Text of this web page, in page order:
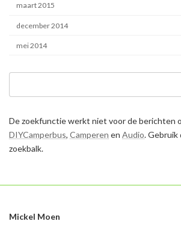
maart 2015
december 2014
mei 2014
Zoeken
De zoekfunctie werkt niet voor de berichten
DIYCamperbus, Camperen en Audio. Gebruik
zoekbalk.
Mickel Moen